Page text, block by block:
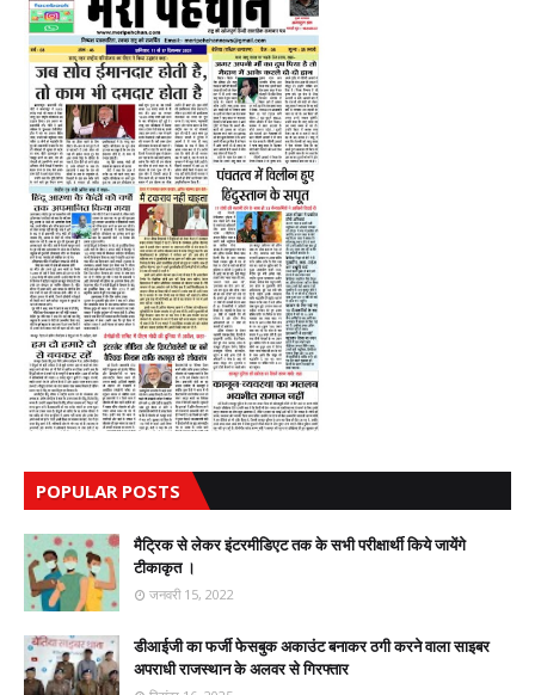
POPULAR POSTS
मैट्रिक से लेकर इंटरमीडिएट तक के सभी परीक्षार्थी किये जायेंगे
टीकाकृत ।
जनवरी 15, 2022
डीआईजी का फर्जी फेसबुक अकाउंट बनाकर ठगी करने वाला साइबर
अपराधी राजस्थान के अलवर से गिरफ्तार